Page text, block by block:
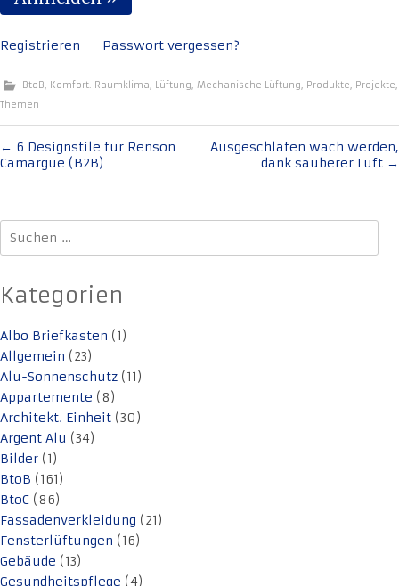
Registrieren Passwort vergessen?
BtoB, Komfort. Raumklima, Lüftung, Mechanische Lüftung, Produkte, Projekte,
Themen
Beitragsnavigation
← 6 Designstile für Renson
Camargue (B2B)
Ausgeschlafen wach werden,
dank sauberer Luft →
Suchen
nach:
Kategorien
Albo Briefkasten (1)
Allgemein (23)
Alu-Sonnenschutz (11)
Appartemente (8)
Architekt. Einheit (30)
Argent Alu (34)
Bilder (1)
BtoB (161)
BtoC (86)
Fassadenverkleidung (21)
Fensterlüftungen (16)
Gebäude (13)
Gesundheitspflege (4)